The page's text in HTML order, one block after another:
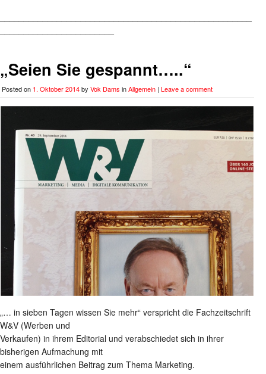
„Seien Sie gespannt…..“
Posted on 1. Oktober 2014by Vok Dams inAllgemein | Leave a comment
„… in sieben Tagen wissen Sie mehr“ verspricht die Fachzeitschrift
W&V (Werben und
Verkaufen) in ihrem Editorial und verabschiedet sich in ihrer
bisherigen Aufmachung mit
einem ausführlichen Beitrag zum Thema Marketing.